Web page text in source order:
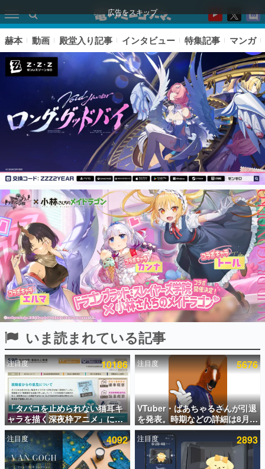
広告をスキップ
ピックアップ
電ファミのいま読まれている記事ランキング
アプリセール情報
インタビュー
連載・特集一覧
殿堂入り記事
SNS拡散数が数千以上！ ページビュー数万以上！ などな
ど。多くの人々に読まれた、電ファミ渾身の“殿堂入り”記
事をまとめました。
ゲームの企画書
名作ゲームクリエイターの方々に製作時のエピソードをお
聞きし、ヒットする企画（ゲーム）とは何か？を探ってい
きます。
赫本
この物語を解いてはいけない。『赫本』は、〈試験問題〉
の形をした短編ホラー小説集です。
赫本 動画 殿堂入り記事 インタビュー 特集記事 マンガ
いま読まれている記事
注目度 10186
「タバコを止められない猫耳キ
ャラを描く深夜枠アニメ」に視
聴者の一部から批判意見。違法
薬物の使用と思しき描写も含め
て、BPOが議論を交わす
注目度 5676
VTuber・ばあちゃるさんが引退
を発表。時期などの詳細は8月9
日15時からの配信で説明
注目度 4092 注目度 2893